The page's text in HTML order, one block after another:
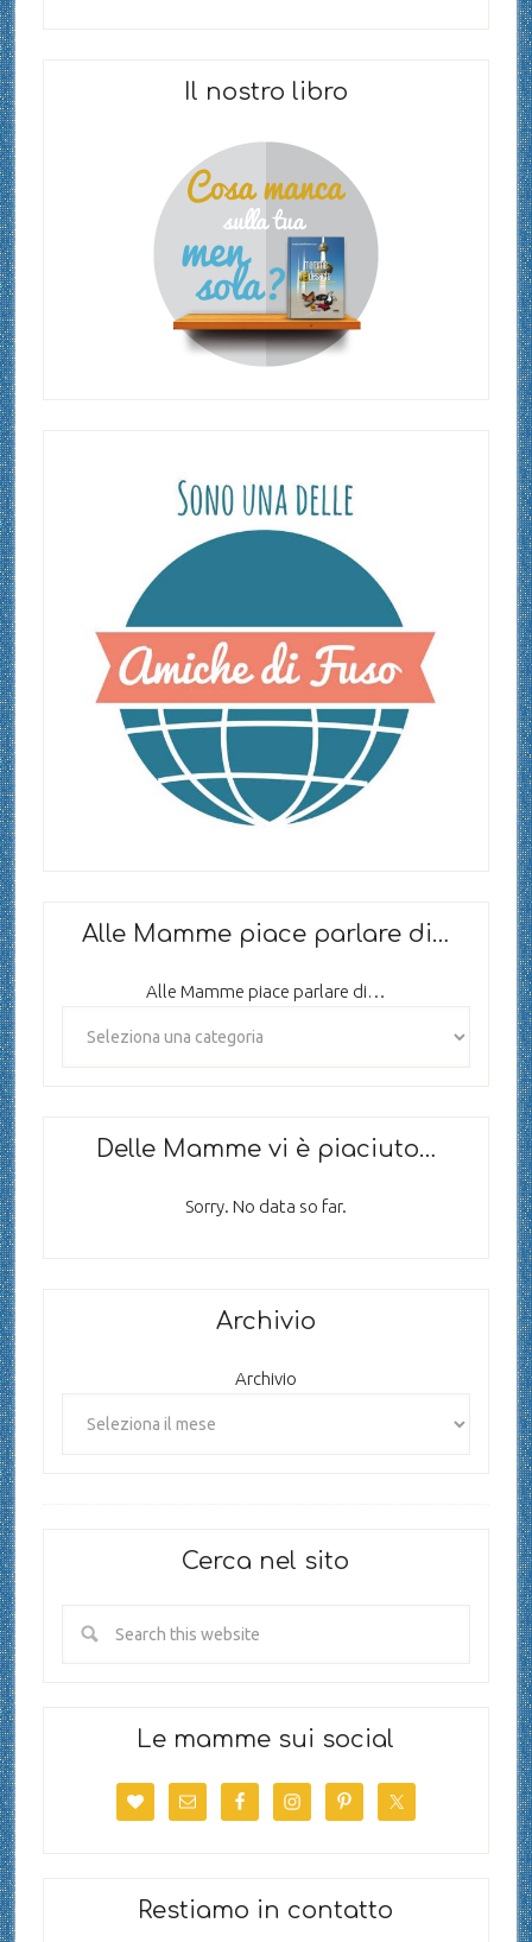
Il nostro libro
Alle Mamme piace parlare di…
Alle Mamme piace parlare di…
Delle Mamme vi è piaciuto…
Sorry. No data so far.
Archivio
Archivio
Cerca nel sito
Le mamme sui social
Restiamo in contatto